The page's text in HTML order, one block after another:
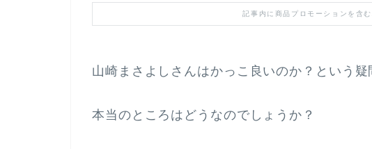
記事内に商品プロモーションを含
山崎まさよしさんはかっこ良いのか？という疑
本当のところはどうなのでしょうか？